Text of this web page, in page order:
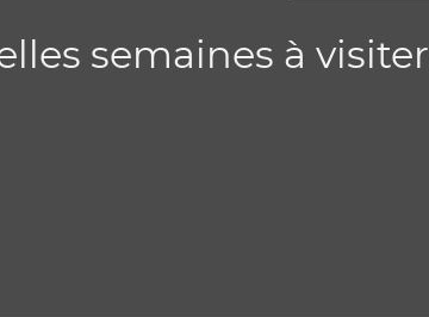
semaines à visiter